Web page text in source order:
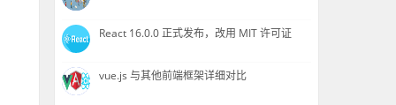
React 16.0.0 正式发布，改用 MIT 许可证
vue.js 与其他前端框架详细对比